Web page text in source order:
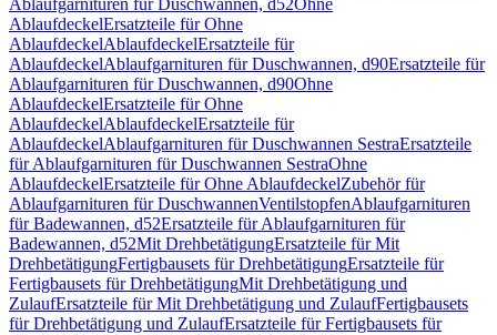
Ablaufgarnituren für Duschwannen, d52Ohne
AblaufdeckelErsatzteile für Ohne
AblaufdeckelAblaufdeckelErsatzteile für
AblaufdeckelAblaufgarnituren für Duschwannen, d90Ersatzteile für
Ablaufgarnituren für Duschwannen, d90Ohne
AblaufdeckelErsatzteile für Ohne
AblaufdeckelAblaufdeckelErsatzteile für
AblaufdeckelAblaufgarnituren für Duschwannen SestraErsatzteile
für Ablaufgarnituren für Duschwannen SestraOhne
AblaufdeckelErsatzteile für Ohne AblaufdeckelZubehör für
Ablaufgarnituren für DuschwannenVentilstopfenAblaufgarnituren
für Badewannen, d52Ersatzteile für Ablaufgarnituren für
Badewannen, d52Mit DrehbetätigungErsatzteile für Mit
DrehbetätigungFertigbausets für DrehbetätigungErsatzteile für
Fertigbausets für DrehbetätigungMit Drehbetätigung und
ZulaufErsatzteile für Mit Drehbetätigung und ZulaufFertigbausets
für Drehbetätigung und ZulaufErsatzteile für Fertigbausets für